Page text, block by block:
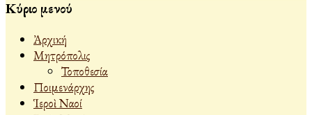
Κύριο μενού
Ἀρχική
Μητρόπολις
Τοποθεσία
Ποιμενάρχης
Ἱεροὶ Ναοί